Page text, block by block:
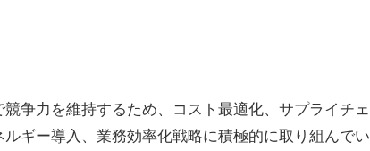
争力を維持するため、コスト最適化、サプライチェ
ギー導入、業務効率化戦略に積極的に取り組んでい